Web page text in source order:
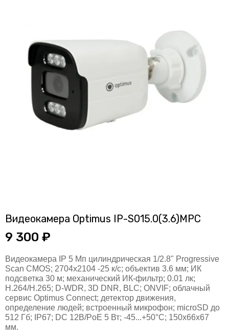
Видеокамера Optimus IP-S015.0(3.6)MPC
9 300 ₽
Видеокамера IP 5 Мп цилиндрическая 1/2.8" Progressive
Scan CMOS; 2704х2104 -25 к/с; объектив 3.6 мм; ИК
подсветка 30 м; механический ИК-фильтр; 0.01 лк;
Н.264/H.265; D-WDR, 3D DNR, BLC; ONVIF; облачный
сервис Optimus Connect; детектор движения,
определение людей; встроенный микрофон; microSD до
512 Гб; IP67; DC 12В/PoE 5 Вт; -45...+50°C; 150х66х67
мм.